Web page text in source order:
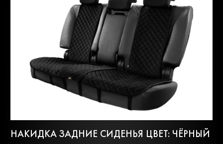
НАКИДКА ЗАДНИЕ СИДЕНЬЯ ЦВЕТ: ЧЁРНЫЙ